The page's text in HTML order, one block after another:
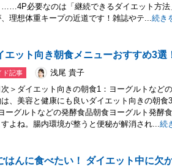
必要なのは「継続できるダイエット方法
、理想体重キープの近道です！雑誌やテ...続き
エット向き朝食メニューおすすめ3選
ド記事
浅尾 貴子
次＞ダイエット向きの朝食1：ヨーグルトなど
、美容と健康にも良いダイエット向きの朝
ーグルトなどの発酵食品朝食ヨーグルト発酵
すよね。腸内環境が整うと便秘が解消され...続
はんに食べたい！ ダイエット中に欠